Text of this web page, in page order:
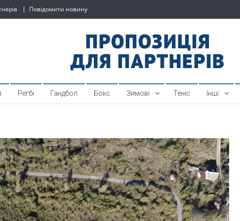
Повідомити новину
спортивний інтернет-портал
Регбі Гандбол Бокс Зимові Теніс Інші